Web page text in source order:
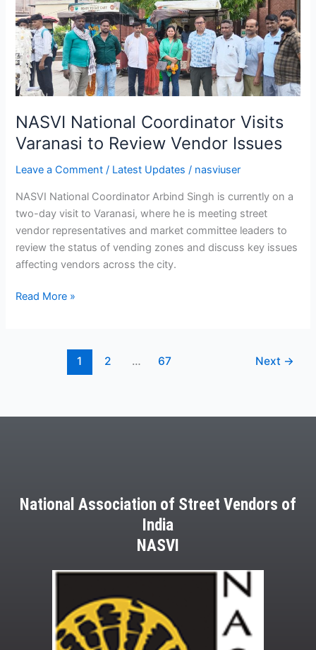
NASVI National Coordinator Visits
Varanasi to Review Vendor Issues
Leave a Comment / Latest Updates / nasviuser
NASVI National Coordinator Arbind Singh is currently on a
two-day visit to Varanasi, where he is meeting street
vendor representatives and market committee leaders to
review the status of vending zones and discuss key issues
affecting vendors across the city.
Coordinator
Visits
Varanasi
to
Review
Vendor
Read More »
1 2 … 67 Next →
National Association of Street Vendors of
India
NASVI